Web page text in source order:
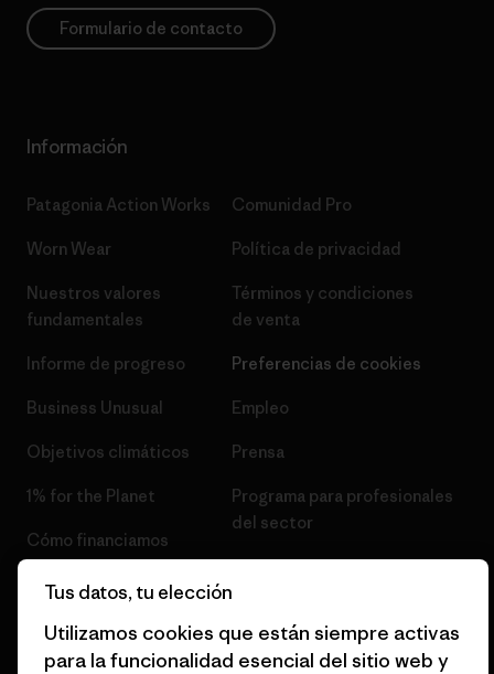
Formulario de contacto
Información
Patagonia Action Works
Worn Wear
Nuestros valores
fundamentales
Informe de progreso
Business Unusual
Objetivos climáticos
1% for the Planet
Cómo financiamos
Tarjetas regalo
Encuentra una tienda
Comunidad Pro
Política de privacidad
Términos y condiciones
de venta
Preferencias de cookies
Empleo
Prensa
Programa para profesionales
del sector
Programa de afiliados
España
Tus datos, tu elección
Utilizamos cookies que están siempre activas
para la funcionalidad esencial del sitio web y